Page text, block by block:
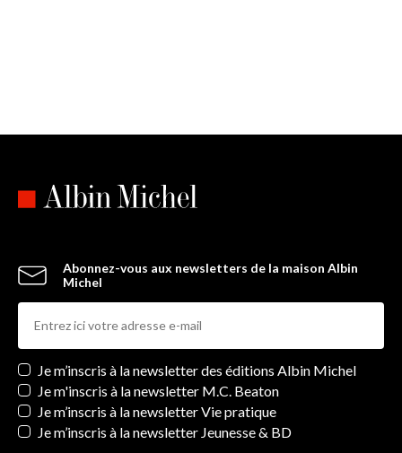
Abonnez-vous aux newsletters de la maison Albin
Michel
Newsletters
Je m’inscris à la newsletter des éditions Albin Michel
Je m'inscris à la newsletter M.C. Beaton
Je m’inscris à la newsletter Vie pratique
Je m’inscris à la newsletter Jeunesse & BD